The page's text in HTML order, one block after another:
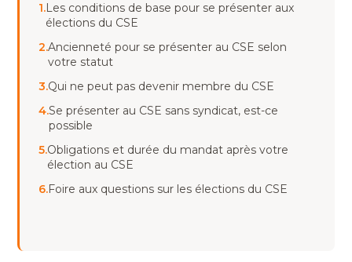
1.Les conditions de base pour se présenter aux
élections du CSE
2.Ancienneté pour se présenter au CSE selon
votre statut
3.Qui ne peut pas devenir membre du CSE
4.Se présenter au CSE sans syndicat, est-ce
possible
5.Obligations et durée du mandat après votre
élection au CSE
6.Foire aux questions sur les élections du CSE